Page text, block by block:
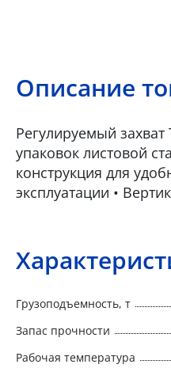
Описание
Регулируемый
упаковок листовой
конструкция для
эксплуатации •
Грузоподъемность, т
Запас прочности
Рабочая температура